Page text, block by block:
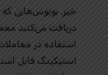
خیر. بونوس‌هایی که
دریافت می‌کنید
استفاده در
استیکینگ قابل